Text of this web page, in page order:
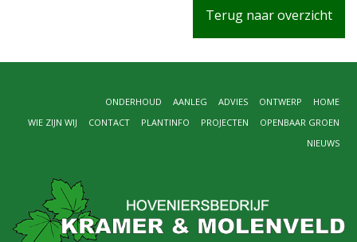
Terug naar overzicht
HOME
ONTWERP
ADVIES
AANLEG
ONDERHOUD
OPENBAAR GROEN
PROJECTEN
PLANTINFO
CONTACT
WIE ZIJN WIJ
NIEUWS